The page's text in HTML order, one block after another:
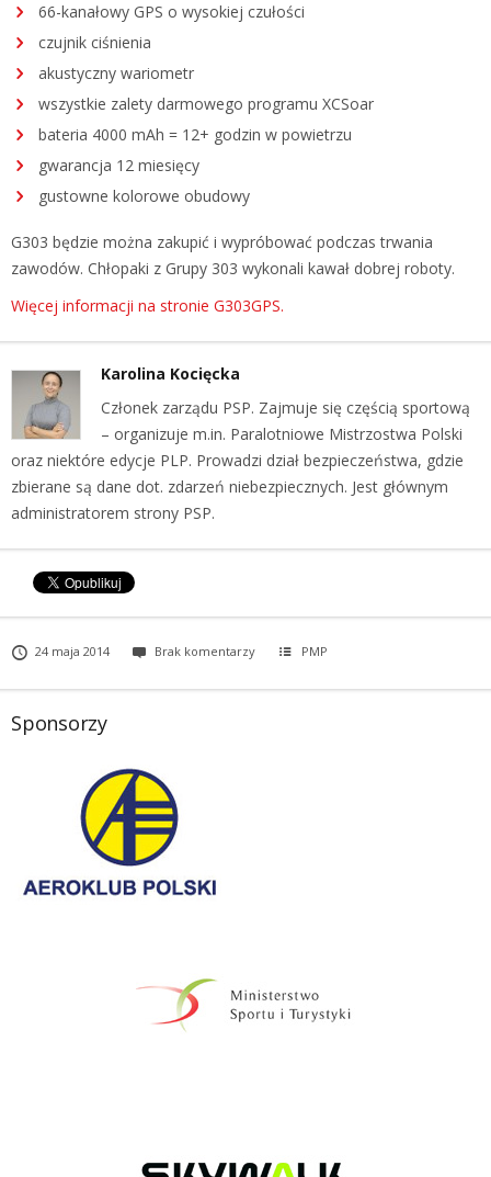
66-kanałowy GPS o wysokiej czułości
czujnik ciśnienia
akustyczny wariometr
wszystkie zalety darmowego programu XCSoar
bateria 4000 mAh = 12+ godzin w powietrzu
gwarancja 12 miesięcy
gustowne kolorowe obudowy
G303 będzie można zakupić i wypróbować podczas trwania
zawodów. Chłopaki z Grupy 303 wykonali kawał dobrej roboty.
Więcej informacji na stronie G303GPS.
Karolina Kocięcka
Członek zarządu PSP. Zajmuje się częścią sportową
– organizuje m.in. Paralotniowe Mistrzostwa Polski
oraz niektóre edycje PLP. Prowadzi dział bezpieczeństwa, gdzie
zbierane są dane dot. zdarzeń niebezpiecznych. Jest głównym
administratorem strony PSP.
24 maja 2014 Brak komentarzy PMP
Sponsorzy